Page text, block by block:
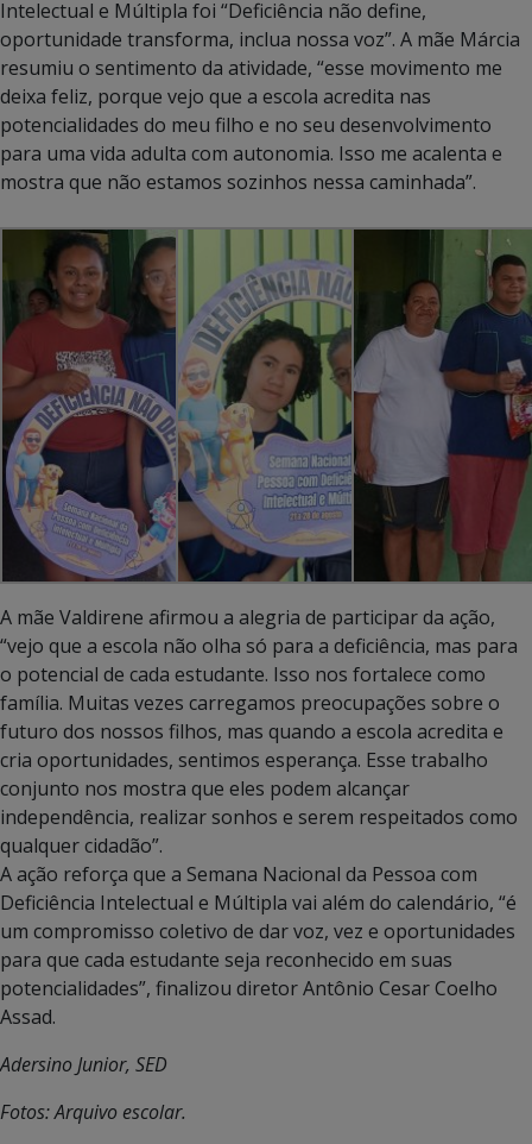
Intelectual e Múltipla foi “Deficiência não define,
oportunidade transforma, inclua nossa voz”. A mãe Márcia
resumiu o sentimento da atividade, “esse movimento me
deixa feliz, porque vejo que a escola acredita nas
potencialidades do meu filho e no seu desenvolvimento
para uma vida adulta com autonomia. Isso me acalenta e
mostra que não estamos sozinhos nessa caminhada”.
A mãe Valdirene afirmou a alegria de participar da ação,
“vejo que a escola não olha só para a deficiência, mas para
o potencial de cada estudante. Isso nos fortalece como
família. Muitas vezes carregamos preocupações sobre o
futuro dos nossos filhos, mas quando a escola acredita e
cria oportunidades, sentimos esperança. Esse trabalho
conjunto nos mostra que eles podem alcançar
independência, realizar sonhos e serem respeitados como
qualquer cidadão”.
A ação reforça que a Semana Nacional da Pessoa com
Deficiência Intelectual e Múltipla vai além do calendário, “é
um compromisso coletivo de dar voz, vez e oportunidades
para que cada estudante seja reconhecido em suas
potencialidades”, finalizou diretor Antônio Cesar Coelho
Assad.
Adersino Junior, SED
Fotos: Arquivo escolar.